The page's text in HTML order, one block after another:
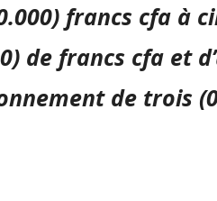
francs cfa à
de francs cfa et
de trois